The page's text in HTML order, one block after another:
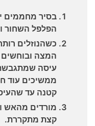
בסיר מחממים
הפלפל השחור
כשהנוזלים
המצה ובוחשים
עיסה
ממשיכים עוד
קטנה עד
מורדים מהאש
קצת מתקררת.